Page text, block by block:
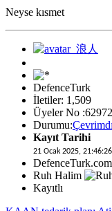
Neyse kısmet
DefenceTurk
İletiler: 1,509
Üyeler No :62972
Durumu:
Kayıt Tarihi
21 Ocak 2025, 21:46:26
DefenceTurk.com
Ruh Halim
Kayıtlı